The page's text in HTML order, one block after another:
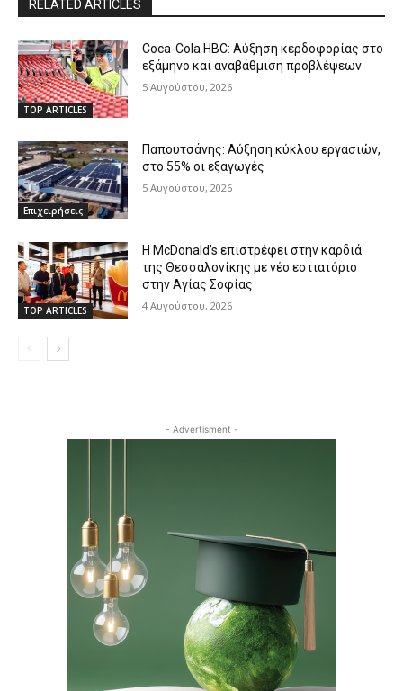
RELATED ARTICLES
TOP ARTICLES
Coca-Cola HBC: Αύξηση κερδοφορίας στο
εξάμηνο και αναβάθμιση προβλέψεων
5 Αυγούστου, 2026
Επιχειρήσεις
Παπουτσάνης: Αύξηση κύκλου εργασιών,
στο 55% οι εξαγωγές
5 Αυγούστου, 2026
TOP ARTICLES
Η McDonald’s επιστρέφει στην καρδιά
της Θεσσαλονίκης με νέο εστιατόριο
στην Αγίας Σοφίας
4 Αυγούστου, 2026
- Advertisment -